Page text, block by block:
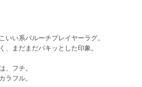
いい系バルーチプレイヤーラグ。
、まだまだパキッとした印象。
、フチ。
ラフル。